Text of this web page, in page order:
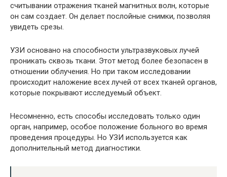
считывании отражения тканей магнитных волн, которые
он сам создает. Он делает послойные снимки, позволяя
увидеть срезы.
УЗИ основано на способности ультразвуковых лучей
проникать сквозь ткани. Этот метод более безопасен в
отношении облучения. Но при таком исследовании
происходит наложение всех лучей от всех тканей органов,
которые покрывают исследуемый объект.
Несомненно, есть способы исследовать только один
орган, например, особое положение больного во время
проведения процедуры. Но УЗИ используется как
дополнительный метод диагностики.